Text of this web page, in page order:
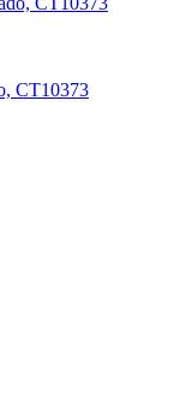
CT10373